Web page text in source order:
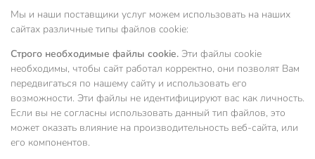
Мы и наши поставщики услуг можем использовать на наших
сайтах различные типы файлов cookie:
Строго необходимые файлы cookie. Эти файлы cookie
необходимы, чтобы сайт работал корректно, они позволят Вам
передвигаться по нашему сайту и использовать его
возможности. Эти файлы не идентифицируют вас как личность.
Если вы не согласны использовать данный тип файлов, это
может оказать влияние на производительность веб-сайта, или
его компонентов.